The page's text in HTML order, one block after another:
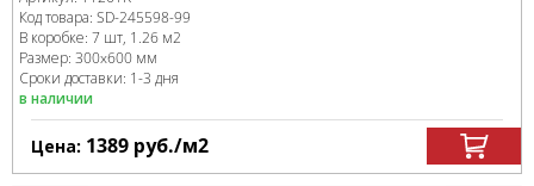
Код товара: SD-245598-99
В коробке: 7 шт, 1.26 м2
Размер: 300x600 мм
Сроки доставки: 1-3 дня
в наличии
Цена: 1389 руб./м2